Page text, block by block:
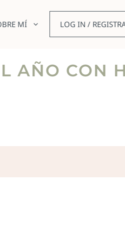
MÍ LOG IN /
AÑO CON